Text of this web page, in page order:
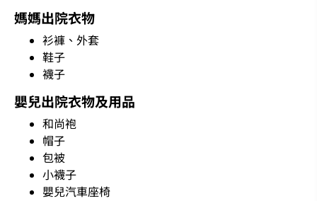
媽媽出院衣物
衫褲、外套
鞋子
襪子
嬰兒出院衣物及用品
和尚袍
帽子
包被
小襪子
嬰兒汽車座椅